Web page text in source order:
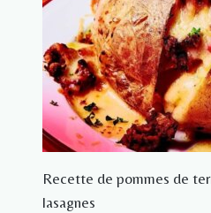
Recette de pommes de
lasagnes